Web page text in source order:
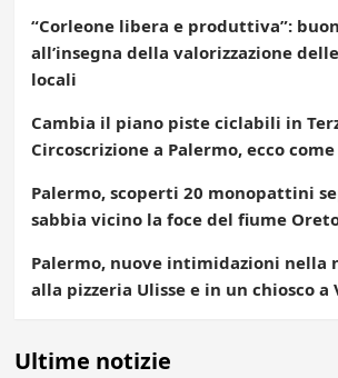
“Corleone libera e produttiva”:
all’insegna della valorizzazione
locali
Cambia il piano piste ciclabili in
Circoscrizione a Palermo, ecco come
Palermo, scoperti 20 monopattini
sabbia vicino la foce del fiume
Palermo, nuove intimidazioni nella
alla pizzeria Ulisse e in un chiosco a
Ultime notizie